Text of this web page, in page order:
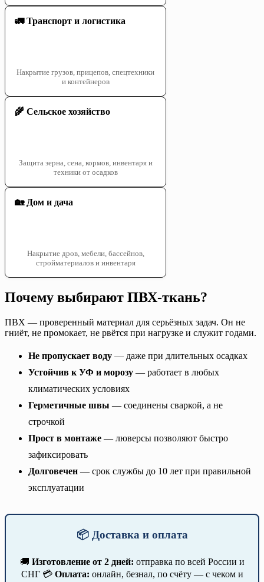
🚛 Транспорт и логистика
Накрытие грузов, прицепов, спецтехники
и контейнеров
🌾 Сельское хозяйство
Защита зерна, сена, кормов, инвентаря и
техники от осадков
🏡 Дом и дача
Накрытие дров, мебели, бассейнов,
стройматериалов и инвентаря
Почему выбирают ПВХ-ткань?
ПВХ — проверенный материал для серьёзных задач. Он не
гниёт, не промокает, не рвётся при нагрузке и служит годами.
Не пропускает воду — даже при длительных осадках
Устойчив к УФ и морозу — работает в любых
климатических условиях
Герметичные швы — соединены сваркой, а не
строчкой
Прост в монтаже — люверсы позволяют быстро
зафиксировать
Долговечен — срок службы до 10 лет при правильной
эксплуатации
📦 Доставка и оплата
🚚 Изготовление от 2 дней: отправка по всей России и
СНГ 💳 Оплата: онлайн, безнал, по счёту — с чеком и